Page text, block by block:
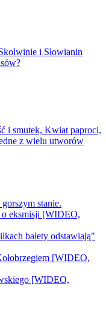
i Słowianin
i smutek, Kwiat paproci,
z wielu utworów
stanie.
o eksmisji [WIDEO,
balety odstawiają"
[WIDEO,
[WIDEO,